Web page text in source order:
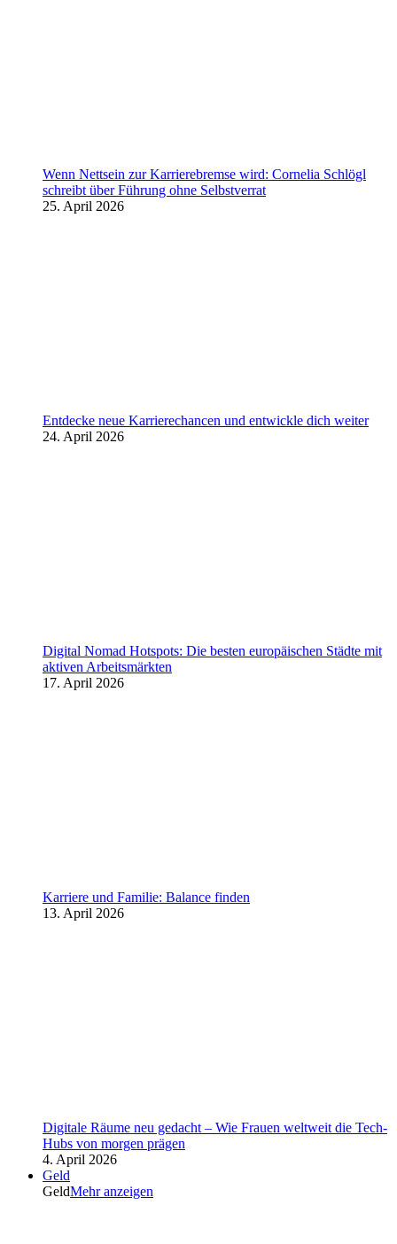
Wenn Nettsein zur Karrierebremse wird: Cornelia Schlögl
schreibt über Führung ohne Selbstverrat
25. April 2026
Entdecke neue Karrierechancen und entwickle dich weiter
24. April 2026
Digital Nomad Hotspots: Die besten europäischen Städte mit
aktiven Arbeitsmärkten
17. April 2026
Karriere und Familie: Balance finden
13. April 2026
Digitale Räume neu gedacht – Wie Frauen weltweit die Tech-
Hubs von morgen prägen
4. April 2026
Geld
GeldMehr anzeigen